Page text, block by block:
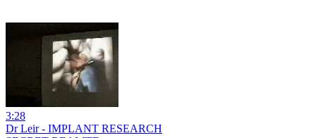
3:28
Dr Leir - IMPLANT RESEARCH